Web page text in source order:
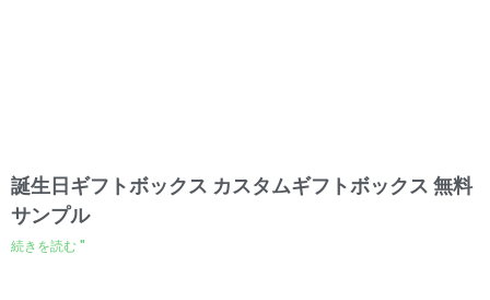
誕生日ギフトボックス カスタムギフトボックス 無料
サンプル
続きを読む "